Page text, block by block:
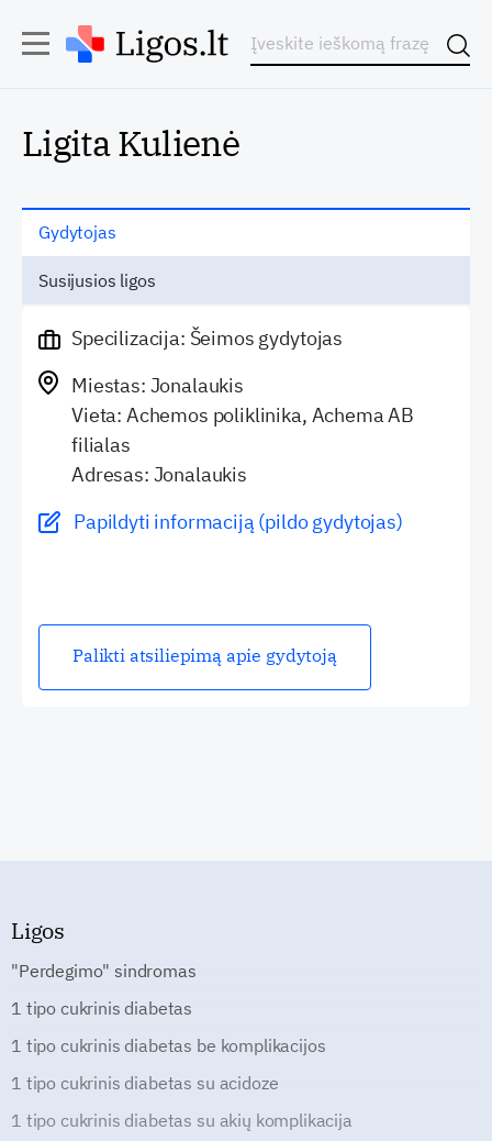
Ligita Kulienė
Gydytojas
Susijusios ligos
Specilizacija: Šeimos gydytojas
Miestas: Jonalaukis
Vieta: Achemos poliklinika, Achema AB
filialas
Adresas: Jonalaukis
Papildyti informaciją (pildo gydytojas)
Palikti atsiliepimą apie gydytoją
Ligos
"Perdegimo" sindromas
1 tipo cukrinis diabetas
1 tipo cukrinis diabetas be komplikacijos
1 tipo cukrinis diabetas su acidoze
1 tipo cukrinis diabetas su akių komplikacija